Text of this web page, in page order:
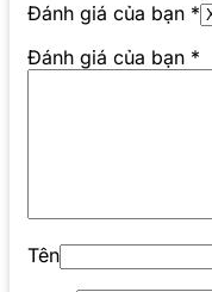
Đánh giá của bạn *
Đánh giá của bạn *
Tên